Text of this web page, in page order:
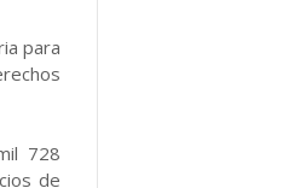
para
728
de